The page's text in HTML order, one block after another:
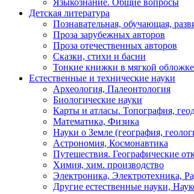
Детская литература
Познавательная, обучающая,
Проза зарубежных авторов
Проза отечественных авторов
Сказки, стихи и басни
Тонкие книжки в мягкой обложке
Естественные и технические науки
Археология, Палеонтология
Биологические науки
Карты и атласы. Топография,
Математика, Физика
Науки о Земле (география,
Астрономия, Космонавтика
Путешествия. Географические
Химия, хим. производство
Электроника, Электротехника,
Другие естественные науки,